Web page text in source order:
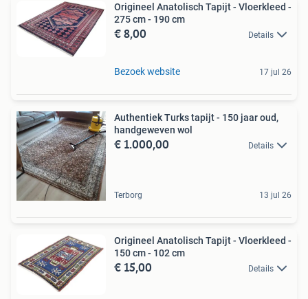
Origineel Anatolisch Tapijt - Vloerkleed -
275 cm - 190 cm
€ 8,00 Details
Bezoek website 17 jul 26
Authentiek Turks tapijt - 150 jaar oud,
handgeweven wol
€ 1.000,00 Details
Terborg 13 jul 26
Origineel Anatolisch Tapijt - Vloerkleed -
150 cm - 102 cm
€ 15,00 Details